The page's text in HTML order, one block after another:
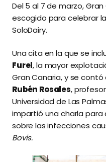
Del 5 al 7 de marzo,
escogido para celebrar
SoloDairy.
Una cita en la que se
Furel, la mayor
Gran Canaria, y se
Rubén Rosales,
Universidad de Las
impartió una charla
sobre las infecciones
Bovis.